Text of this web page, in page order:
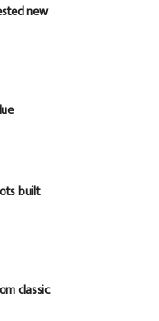
new
built
classic